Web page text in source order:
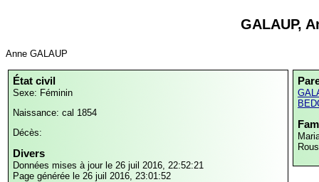
GALAUP,
Anne GALAUP
État civil
Sexe: Féminin
Naissance: cal 1854
Décès:
Divers
Données mises à jour le 26 juil 2016, 22:52:21
Page générée le 26 juil 2016, 23:01:52